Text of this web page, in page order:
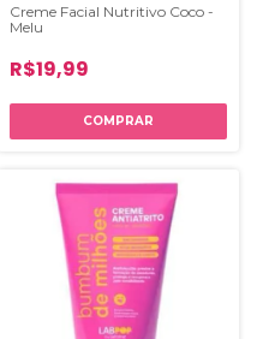
Creme Facial Nutritivo Coco -
Melu
R$19,99